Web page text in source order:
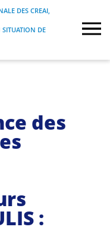
DES CREAI, EN
EN SITUATION
DES CREAI,
SITUATION DE
des
: